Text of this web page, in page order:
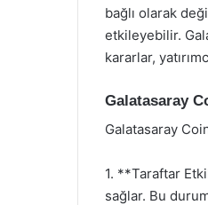
bağlı olarak
etkileyebilir.
kararlar,
Galatasaray
Galatasaray
1. **Taraftar
sağlar. Bu